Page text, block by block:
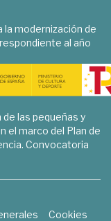
la modernización de
al año
de las pequeñas y
el marco del Plan de
Convocatoria
Cookies